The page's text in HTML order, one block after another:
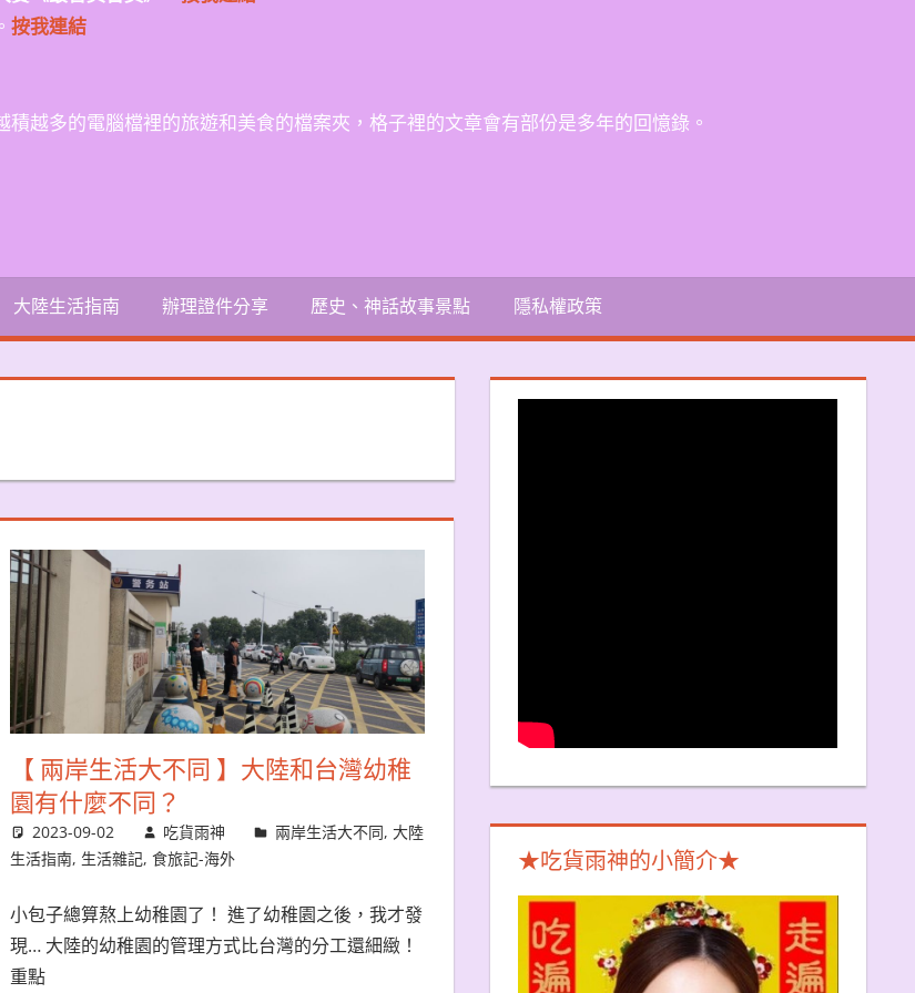
。 按我連結
越多的電腦檔裡的旅遊和美食的檔案夾，格子裡的文章會有部份是多年的回憶錄。
大陸生活指南 辦理證件分享 歷史、神話故事景點 隱私權政策
【 兩岸生活大不同 】大陸和台灣幼稚
園有什麼不同？
2023-09-02 吃貨雨神 兩岸生活大不同, 大陸
生活指南, 生活雜記, 食旅記-海外
小包子總算熬上幼稚園了！ 進了幼稚園之後，我才發
現… 大陸的幼稚園的管理方式比台灣的分工還細緻！
重點
★吃貨雨神的小簡介★